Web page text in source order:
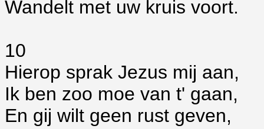
Wandelt met uw kruis voort.
10
Hierop sprak Jezus mij aan,
Ik ben zoo moe van t' gaan,
En gij wilt geen rust geven,